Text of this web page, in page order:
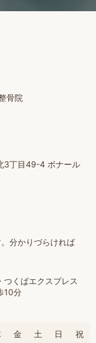
骨院
3丁目49-4 ボナール
分かりづらければ
つくばエクスプレス
10分
金 土 日 祝